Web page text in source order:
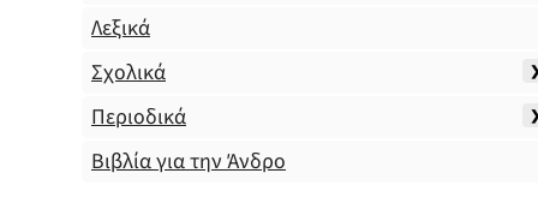
Λεξικά
Σχολικά
Περιοδικά
Βιβλία για την Άνδρο